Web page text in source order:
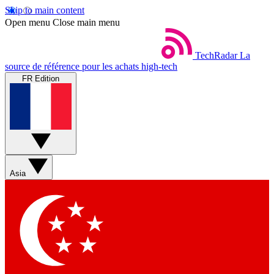
Skip to main content
Open menu Close main menu
TechRadar La
source de référence pour les achats high-tech
FR Edition
Asia